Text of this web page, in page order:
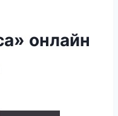
онлайн